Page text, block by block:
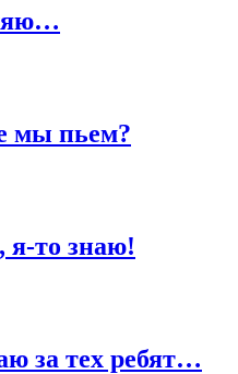
мы пьем?
то знаю!
за тех ребят…